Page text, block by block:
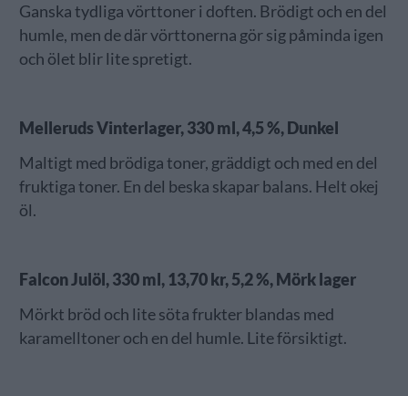
Ganska tydliga vörttoner i doften. Brödigt och en del
humle, men de där vörttonerna gör sig påminda igen
och ölet blir lite spretigt.
Melleruds Vinterlager, 330 ml, 4,5 %, Dunkel
Maltigt med brödiga toner, gräddigt och med en del
fruktiga toner. En del beska skapar balans. Helt okej
öl.
Falcon Julöl, 330 ml, 13,70 kr, 5,2 %, Mörk lager
Mörkt bröd och lite söta frukter blandas med
karamelltoner och en del humle. Lite försiktigt.